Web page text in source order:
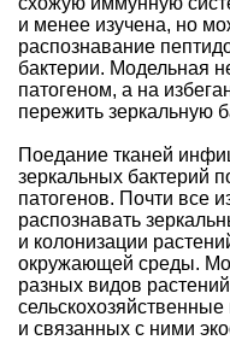
и менее изучена, но
распознавание
бактерии. Модельная
патогеном, а на
пережить зеркальную
Поедание тканей
зеркальных бактерий
патогенов. Почти все
распознавать
и колонизации
окружающей среды.
разных видов
и связанных с ними